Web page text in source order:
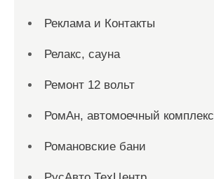
Реклама и Контакты
Релакс, сауна
Ремонт 12 вольт
РомАн, автомоечный комплекс
Романовские бани